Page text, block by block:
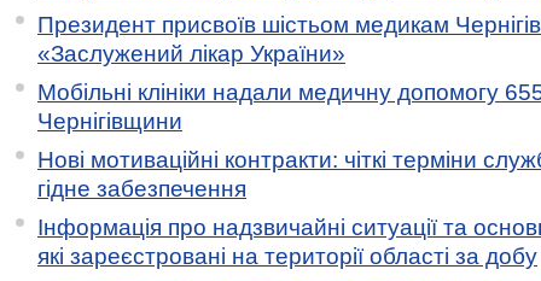
Президент присвоїв шістьом медикам
«Заслужений лікар України»
Мобільні клініки надали медичну допомогу
Чернігівщини
Нові мотиваційні контракти: чіткі терміни
гідне забезпечення
Інформація про надзвичайні ситуації та
які зареєстровані на території області за добу